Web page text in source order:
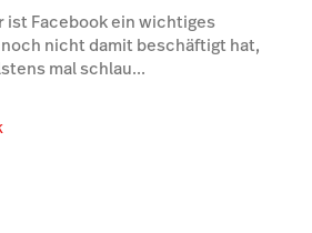
ist Facebook ein wichtiges
nicht damit beschäftigt hat,
mal schlau...